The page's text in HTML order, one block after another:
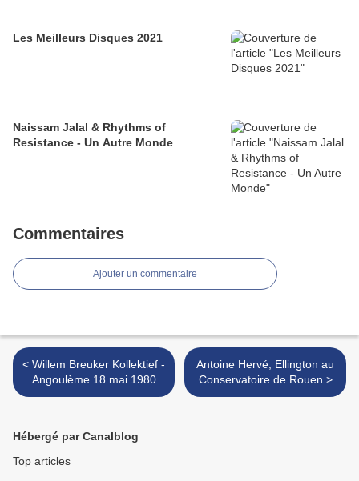
Les Meilleurs Disques 2021
Naissam Jalal & Rhythms of
Resistance - Un Autre Monde
Commentaires
Ajouter un commentaire
< Willem Breuker Kollektief -
Angoulème 18 mai 1980
Antoine Hervé, Ellington au
Conservatoire de Rouen >
Hébergé par Canalblog
Top articles